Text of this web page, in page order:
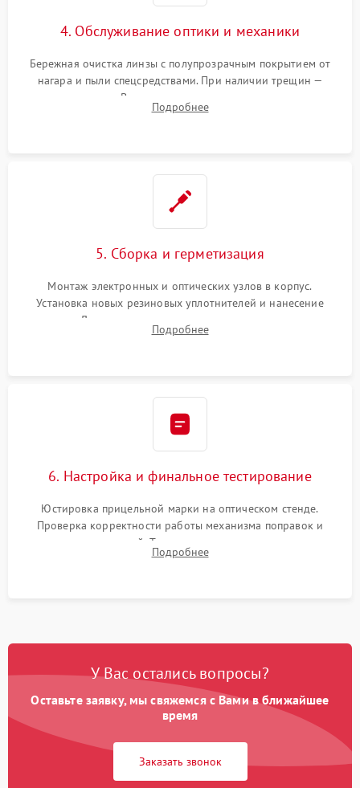
4. Обслуживание оптики и механики
Бережная очистка линзы с полупрозрачным покрытием от
нагара и пыли спецсредствами. При наличии трещин —
замена стекла. Восстановление или замена пружин и
резьбовых элементов в механизме ввода поправок для
Подробнее
5. Сборка и герметизация
Монтаж электронных и оптических узлов в корпус.
Установка новых резиновых уплотнителей и нанесение
герметика. Для закрытых коллиматоров — вакуумирование и
заполнение инертным газом для исключения запотевания
Подробнее
6. Настройка и финальное тестирование
Юстировка прицельной марки на оптическом стенде.
Проверка корректности работы механизма поправок и
отсутствия искажений. Тестирование прицела на ударном
стенде для подтверждения устойчивости к отдаче оружия и
Подробнее
У Вас остались вопросы?
Оставьте заявку, мы свяжемся с Вами в ближайшее
время
Заказать звонок